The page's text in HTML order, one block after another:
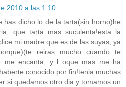
2010 a las 1:10
has dicho lo de la tarta(sin horno)he
que tarta mas suculenta!esta la
mi madre que es de las suyas, ya
reiras mucho cuando te
me encanta, y l oque mas me ha
conocido por fin!tenia muchas
si quedamos otro dia y tomamos un